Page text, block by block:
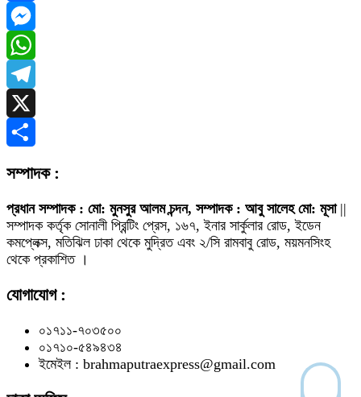
Facebook
Messenger
WhatsApp
Telegram
X
সম্পাদক :
প্রধান সম্পাদক : মো: মুনসুর আলম চন্দন, সম্পাদক : আবু সালেহ মো: মূসা||
সম্পাদক কর্তৃক সোনালী প্রিন্টিং প্রেস, ১৬৭, ইনার সার্কুলার রোড, ইডেন
কমপ্লেক্স, মতিঝিল ঢাকা থেকে মুদ্রিত এবং ২/সি রামবাবু রোড, ময়মনসিংহ
থেকে প্রকাশিত ।
যোগাযোগ :
০১৭১১-৭০৩৫০০
০১৭১০-৫৪৯৪৩৪
ইমেইল : brahmaputraexpress@gmail.com